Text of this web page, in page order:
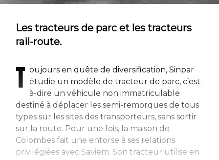
Les tracteurs de parc et les tracteurs
rail-route.
T oujours en quête de diversification, Sinpar
étudie un modèle de tracteur de parc, c’est-
à-dire un véhicule non immatriculable
destiné à déplacer les semi-remorques de tous
types sur les sites des transporteurs, sans sortir
sur la route. Pour une fois, la maison de
Colombes fait une entorse à ses relations
privilégiées avec Saviem. Son tracteur utilise en